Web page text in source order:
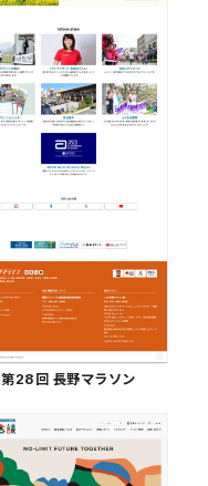
第28回 長野マラソン